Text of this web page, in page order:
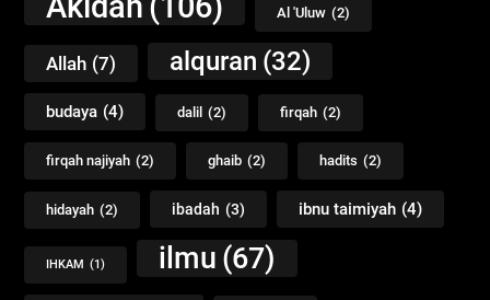
Al 'Uluw (2)
Allah (7) alquran (32)
budaya (4) dalil (2) firqah (2)
firqah najiyah (2) ghaib (2) hadits (2)
hidayah (2) ibadah (3) ibnu taimiyah (4)
IHKAM (1) ilmu (67)